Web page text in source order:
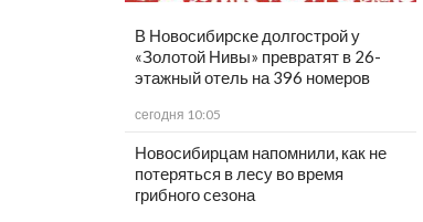
В Новосибирске долгострой у
«Золотой Нивы» превратят в 26-
этажный отель на 396 номеров
сегодня 10:05
Новосибирцам напомнили, как не
потеряться в лесу во время
грибного сезона